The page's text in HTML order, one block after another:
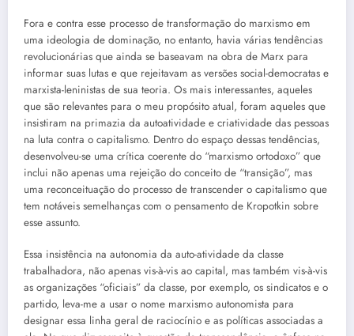
Fora e contra esse processo de transformação do marxismo em
uma ideologia de dominação, no entanto, havia várias tendências
revolucionárias que ainda se baseavam na obra de Marx para
informar suas lutas e que rejeitavam as versões social-democratas e
marxista-leninistas de sua teoria. Os mais interessantes, aqueles
que são relevantes para o meu propósito atual, foram aqueles que
insistiram na primazia da autoatividade e criatividade das pessoas
na luta contra o capitalismo. Dentro do espaço dessas tendências,
desenvolveu-se uma crítica coerente do “marxismo ortodoxo” que
inclui não apenas uma rejeição do conceito de “transição”, mas
uma reconceituação do processo de transcender o capitalismo que
tem notáveis semelhanças com o pensamento de Kropotkin sobre
esse assunto.
Essa insistência na autonomia da auto-atividade da classe
trabalhadora, não apenas vis-à-vis ao capital, mas também vis-à-vis
as organizações “oficiais” da classe, por exemplo, os sindicatos e o
partido, leva-me a usar o nome marxismo autonomista para
designar essa linha geral de raciocínio e as políticas associadas a